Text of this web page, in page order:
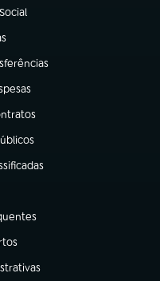
aba)
aba)
aba)
nova aba)
aba)